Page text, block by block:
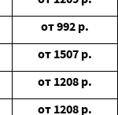
от992 р.
от 1507 р.
от 1208 р.
от 1208 р.